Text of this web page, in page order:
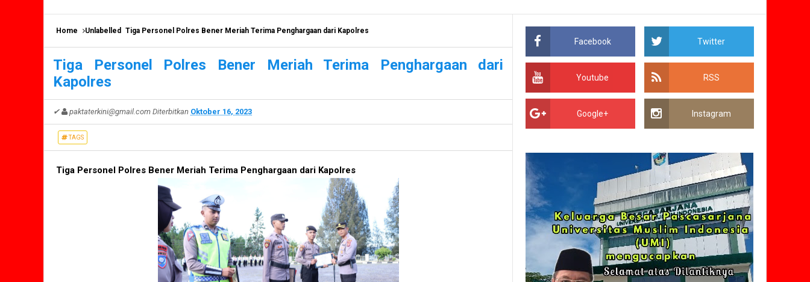
Home Unlabelled Tiga Personel Polres Bener Meriah Terima Penghargaan dari Kapolres
Tiga Personel Polres Bener Meriah Terima Penghargaan dari
Kapolres
✔ paktaterkini@gmail.com Diterbitkan Oktober 16, 2023
TAGS
Tiga Personel Polres Bener Meriah Terima Penghargaan dari Kapolres
Facebook Twitter
Youtube RSS
Google+ Instagram